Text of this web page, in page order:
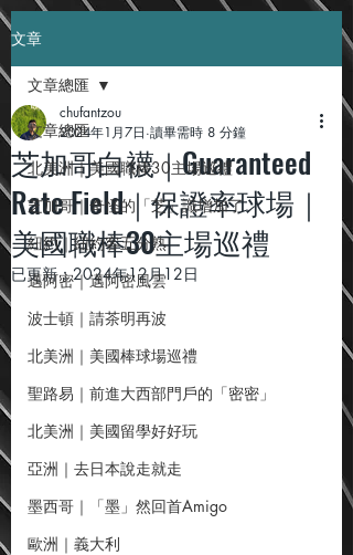
文章
文章總匯
北美洲｜美國職棒30主場巡禮
芝加哥｜奇怪的「芝」識增加了
紐約｜紐約客五分熟
邁阿密｜邁阿密風雲
波士頓｜請茶明再波
北美洲｜美國棒球場巡禮
聖路易｜前進大西部門戶的「密密」
北美洲｜美國留學好好玩
亞洲｜去日本說走就走
墨西哥｜「墨」然回首Amigo
歐洲｜義大利
文章總匯
芝加哥白襪｜Guaranteed
Rate Field｜保證率球場｜
美國職棒30主場巡禮
chufantzou
2024年1月7日 讀畢需時 8 分鐘
已更新：2024年12月12日